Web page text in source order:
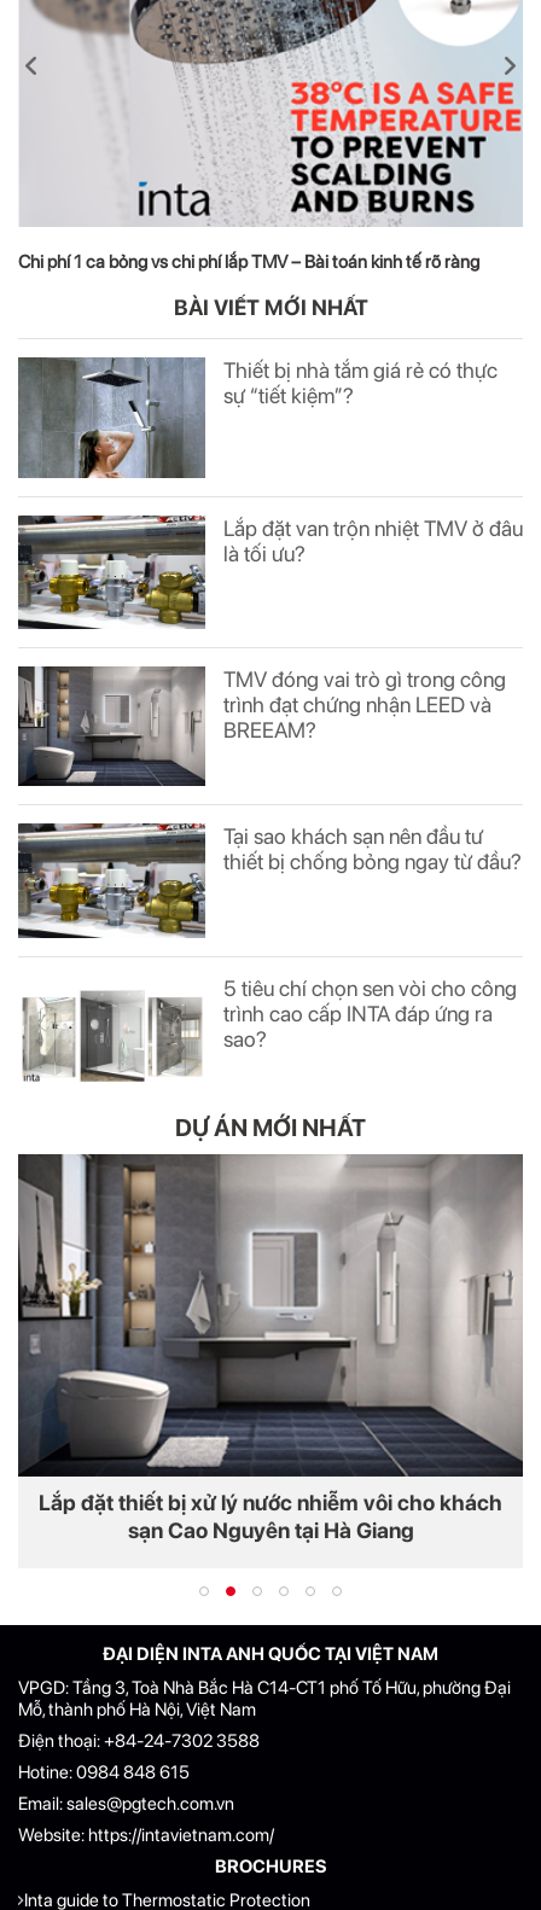
Chi phí 1 ca bỏng vs chi phí lắp TMV – Bài toán kinh tế rõ ràng
BÀI VIẾT MỚI NHẤT
Thiết bị nhà tắm giá rẻ có thực
sự “tiết kiệm”?
Lắp đặt van trộn nhiệt TMV ở đâu
là tối ưu?
TMV đóng vai trò gì trong công
trình đạt chứng nhận LEED và
BREEAM?
Tại sao khách sạn nên đầu tư
thiết bị chống bỏng ngay từ đầu?
5 tiêu chí chọn sen vòi cho công
trình cao cấp INTA đáp ứng ra
sao?
DỰ ÁN MỚI NHẤT
Lắp đặt thiết bị xử lý nước nhiễm vôi cho khách
sạn Cao Nguyên tại Hà Giang
ĐẠI DIỆN INTA ANH QUỐC TẠI VIỆT NAM
VPGD: Tầng 3, Toà Nhà Bắc Hà C14-CT1 phố Tố Hữu, phường Đại
Mỗ, thành phố Hà Nội, Việt Nam
Điện thoại:+84-24-7302 3588
Hotine:0984 848 615
Email:sales@pgtech.com.vn
Website:https://intavietnam.com/
BROCHURES
Inta guide to Thermostatic Protection